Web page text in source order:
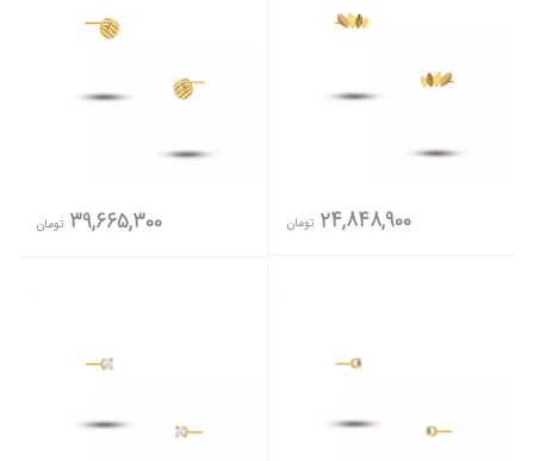
24,848,900 تومان 39,665,300 تومان